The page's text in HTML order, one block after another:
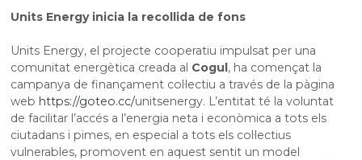
Units Energy inicia la recollida de fons
Units Energy, el projecte cooperatiu impulsat per una
comunitat energètica creada al Cogul, ha començat la
campanya de finançament col·lectiu a través de la pàgina
web https://goteo.cc/unitsenergy. L’entitat té la voluntat
de facilitar l’accés a l’energia neta i econòmica a tots els
ciutadans i pimes, en especial a tots els col·lectius
vulnerables, promovent en aquest sentit un model